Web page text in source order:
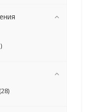
)
28)